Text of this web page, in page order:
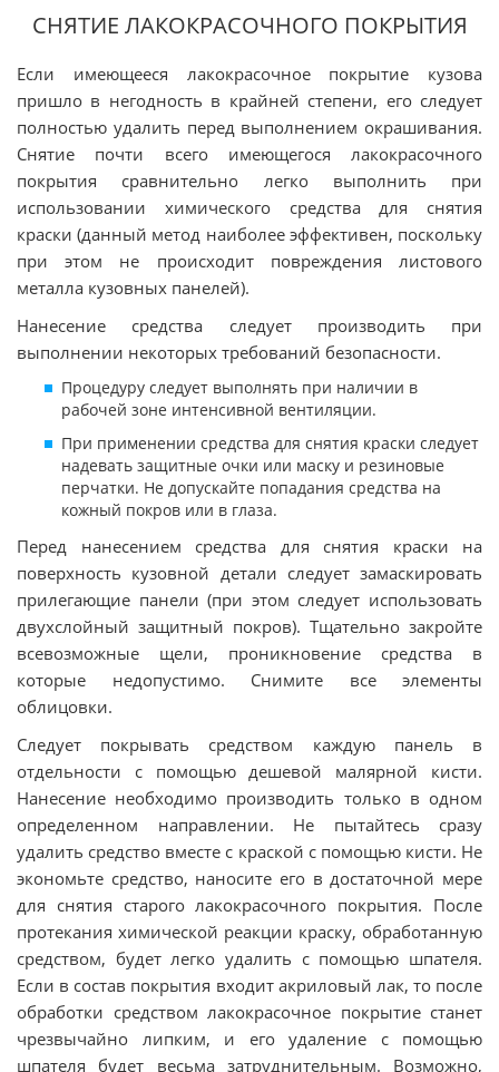
СНЯТИЕ ЛАКОКРАСОЧНОГО ПОКРЫТИЯ
Если имеющееся лакокрасочное покрытие кузова
пришло в негодность в крайней степени, его следует
полностью удалить перед выполнением окрашивания.
Снятие почти всего имеющегося лакокрасочного
покрытия сравнительно легко выполнить при
использовании химического средства для снятия
краски (данный метод наиболее эффективен, поскольку
при этом не происходит повреждения листового
металла кузовных панелей).
Нанесение средства следует производить при
выполнении некоторых требований безопасности.
Процедуру следует выполнять при наличии в
рабочей зоне интенсивной вентиляции.
При применении средства для снятия краски следует
надевать защитные очки или маску и резиновые
перчатки. Не допускайте попадания средства на
кожный покров или в глаза.
Перед нанесением средства для снятия краски на
поверхность кузовной детали следует замаскировать
прилегающие панели (при этом следует использовать
двухслойный защитный покров). Тщательно закройте
всевозможные щели, проникновение средства в
которые недопустимо. Снимите все элементы
облицовки.
Следует покрывать средством каждую панель в
отдельности с помощью дешевой малярной кисти.
Нанесение необходимо производить только в одном
определенном направлении. Не пытайтесь сразу
удалить средство вместе с краской с помощью кисти. Не
экономьте средство, наносите его в достаточной мере
для снятия старого лакокрасочного покрытия. После
протекания химической реакции краску, обработанную
средством, будет легко удалить с помощью шпателя.
Если в состав покрытия входит акриловый лак, то после
обработки средством лакокрасочное покрытие станет
чрезвычайно липким, и его удаление с помощью
шпателя будет весьма затруднительным. Возможно,